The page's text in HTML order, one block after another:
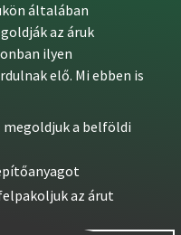
általában
az áruk
ilyen
elő. Mi ebben is
megoldjuk a belföldi
az árut